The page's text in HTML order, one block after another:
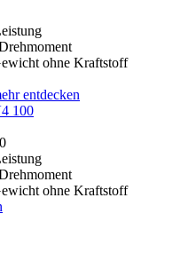
ohne Kraftstoff
entdecken
100
ohne Kraftstoff